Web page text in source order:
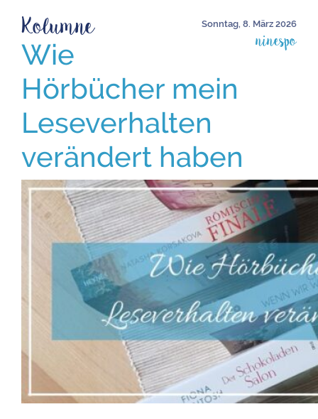
Sonntag, 8. März 2026
ninespo
Kolumne
Wie
Hörbücher mein
Leseverhalten
verändert haben